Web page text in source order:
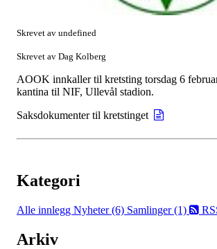
Skrevet av undefined
Skrevet av Dag Kolberg
AOOK innkaller til kretsting torsdag 6
kantina til NIF, Ullevål stadion.
Saksdokumenter til kretstinget
Kategori
Alle innlegg Nyheter (6) Samlinger (1)
Arkiv